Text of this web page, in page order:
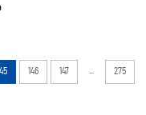
146 147 ... 275